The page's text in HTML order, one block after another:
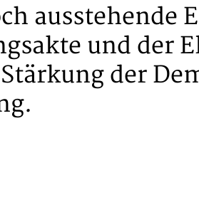
ausstehende
und der
der